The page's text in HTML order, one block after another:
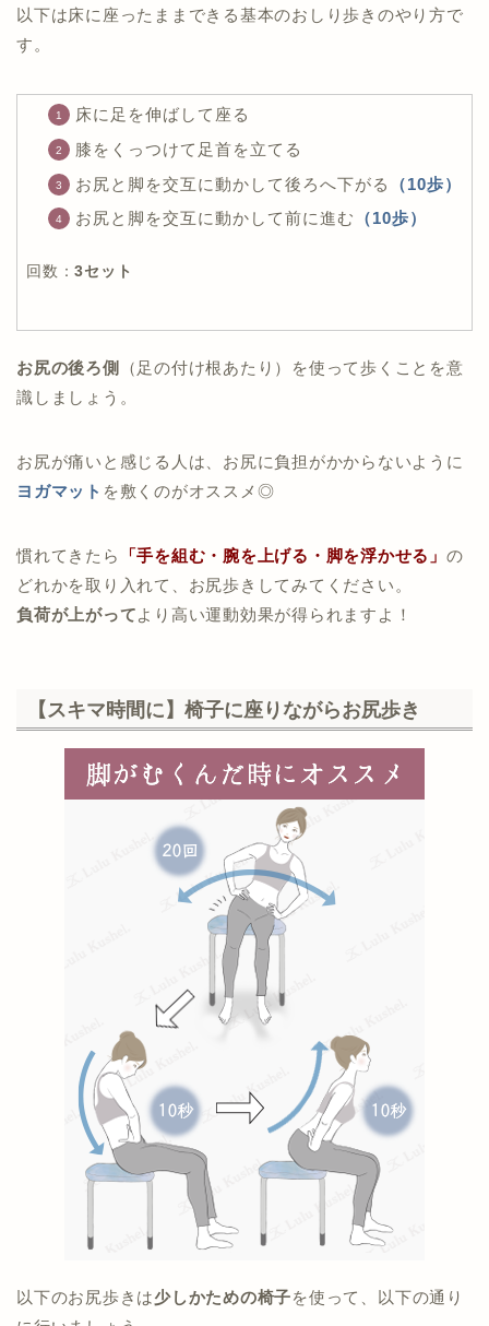
以下は床に座ったままできる基本のおしり歩きのやり方で
す。
床に足を伸ばして座る
膝をくっつけて足首を立てる
お尻と脚を交互に動かして後ろへ下がる
（10歩）
お尻と脚を交互に動かして前に進む
（10歩）
回数：3セット
お尻の後ろ側
（足の付け根あたり）を使って歩くことを意
識しましょう。
お尻が痛いと感じる人は、お尻に負担がかからないように
ヨガマット を敷くのがオススメ◎
慣れてきたら 「手を組む・腕を上げる・脚を浮かせる」の
どれかを取り入れて、お尻歩きしてみてください。
負荷が上がってより高い運動効果が得られますよ！
【スキマ時間に】椅子に座りながらお尻歩き
以下のお尻歩きは少しかための椅子を使って、以下の通り